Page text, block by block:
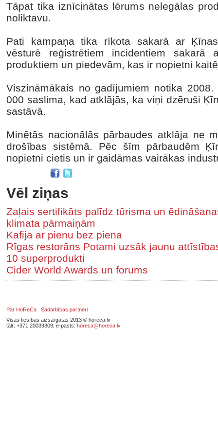
Tāpat tika iznīcinātas lērums nelegālas
noliktavu.
Pati kampaņa tika rīkota sakarā ar
vēsturē reģistrētiem incidentiem sakarā
produktiem un piedevām, kas ir nopietni
Viszināmākais no gadījumiem notika
000 saslima, kad atklājās, ka viņi dzēruši
sastāvā.
Minētās nacionālās pārbaudes atklāja ne
drošības sistēmā. Pēc šīm pārbaudēm
nopietni cietis un ir gaidāmas vairākas
Vēl ziņas
Zaļais sertifikāts palīdz tūrisma un
klimata pārmaiņām
Kafija ar pienu bez piena
Rīgas restorāns Potami uzsāk jaunu
10 superprodukti
Cider World Awards un forums
Par HoReCa
Sadarbības partneri
Visas tiesības aizsargātas 2013 © horeca.lv
tālr: +371 20039309; e-pasts: horeca@horeca.lv